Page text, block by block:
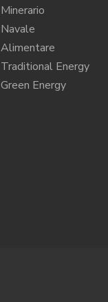
Minerario
Navale
Alimentare
Traditional Energy
Green Energy